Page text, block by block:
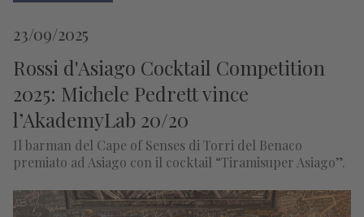
23/09/2025
Rossi d'Asiago Cocktail Competition
2025: Michele Pedrett vince
l’AkademyLab 20/20
Il barman del Cape of Senses di Torri del Benaco
premiato ad Asiago con il cocktail “Tiramisuper Asiago”.